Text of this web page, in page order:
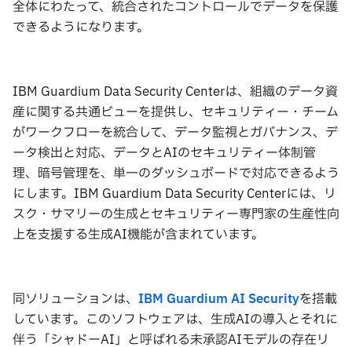
全体にわたって、統合されたコントロールでデータを保護
できるようになります。
IBM Guardium Data Security Centerは、組織のデータ資
産に関する共通ビューを提供し、セキュリティー・チーム
がワークフローを統合して、データ監視とガバナンス、デ
ータ検出と対応、データとAIのセキュリティー体制管
理、暗号管理を、単一のダッシュボードで対応できるよう
にします。IBM Guardium Data Security Centerには、リ
スク・サマリーの生成とセキュリティー専門家の生産性向
上を支援する生成AI機能が含まれています。
同ソリューションは、 IBM Guardium AI Securityを搭載
しています。このソフトウェアは、生成AIの導入とそれに
伴う「シャドーAI」と呼ばれる未承認AIモデルの存在リ